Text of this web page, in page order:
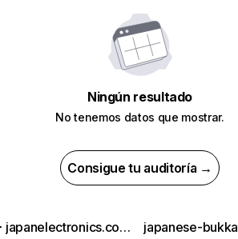
Ningún resultado
No tenemos datos que mostrar.
Consigue tu auditoría →
japanelectronics.com.pk japanese-